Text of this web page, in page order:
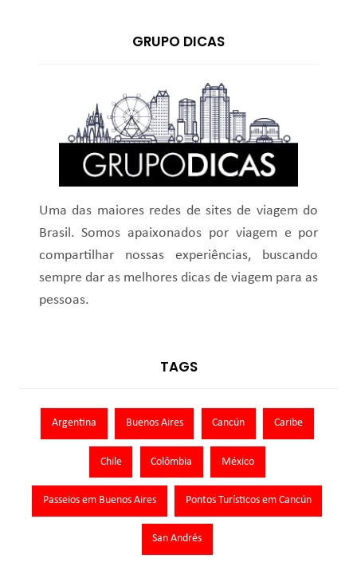
GRUPO DICAS
Uma das maiores redes de sites de viagem do
Brasil. Somos apaixonados por viagem e por
compartilhar nossas experiências, buscando
sempre dar as melhores dicas de viagem para as
pessoas.
TAGS
Argentina Buenos Aires Cancún Caribe
Chile Colômbia México
Passeios em Buenos Aires Pontos Turísticos em Cancún
San Andrés